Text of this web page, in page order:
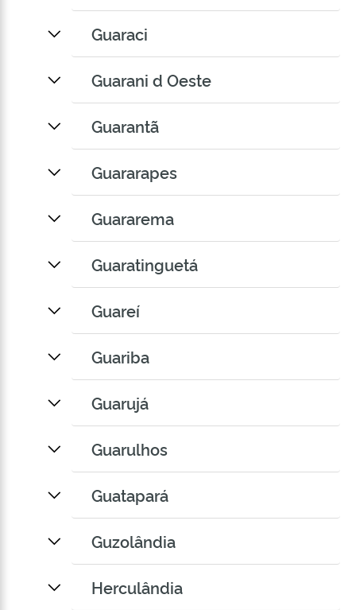
Guaraci
Guarani d Oeste
Guarantã
Guararapes
Guararema
Guaratinguetá
Guareí
Guariba
Guarujá
Guarulhos
Guatapará
Guzolândia
Herculândia